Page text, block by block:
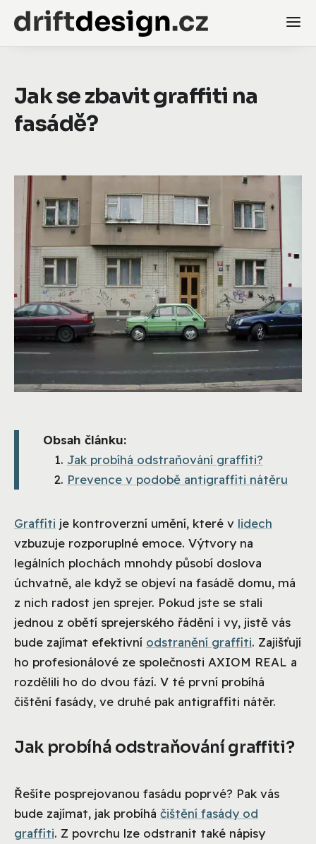
Jak se zbavit graffiti na
fasádě?
Obsah článku:
Jak probíhá odstraňování graffiti?
Prevence v podobě antigraffiti nátěru
Graffiti je kontroverzní umění, které v lidech
vzbuzuje rozporuplné emoce. Výtvory na
legálních plochách mnohdy působí doslova
úchvatně, ale když se objeví na fasádě domu, má
z nich radost jen sprejer. Pokud jste se stali
jednou z obětí sprejerského řádění i vy, jistě vás
bude zajímat efektivní odstranění graffiti. Zajišťují
ho profesionálové ze společnosti AXIOM REAL a
rozdělili ho do dvou fází. V té první probíhá
čištění fasády, ve druhé pak antigraffiti nátěr.
Jak probíhá odstraňování graffiti?
Řešíte posprejovanou fasádu poprvé? Pak vás
bude zajímat, jak probíhá čištění fasády od
graffiti. Z povrchu lze odstranit také nápisy